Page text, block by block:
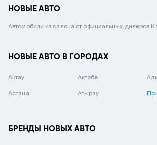
НОВЫЕ АВТО
Автомобили из салона от официальных дилеров
НОВЫЕ АВТО В ГОРОДАХ
Актау Актобе
Астана Атырау
БРЕНДЫ НОВЫХ АВТО